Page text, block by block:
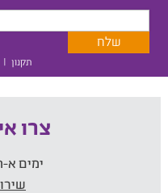
תקנון |
צרו
ימים